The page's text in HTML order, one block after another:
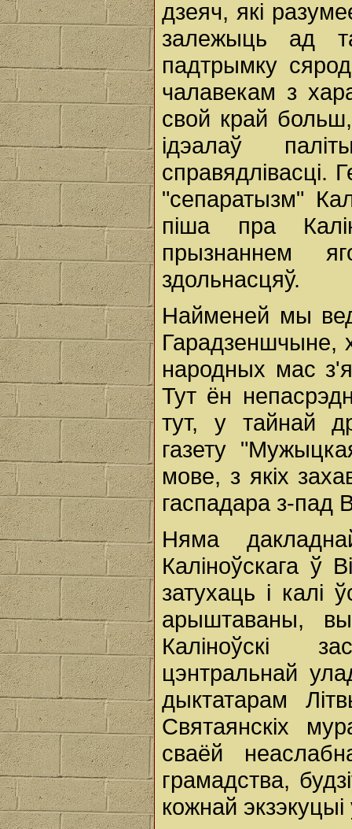
дзеяч, які
залежыць ад
падтрымку
чалавекам з
свой край
ідэалаў
справядлівасці.
"сепаратызм"
піша пра
прызнаннем
здольнасцяў.
Найменей мы
Гарадзеншчыне,
народных мас
Тут ён
тут, у тайнай
газету
мове, з якіх
гаспадара з-пад
Няма
Каліноўскага ў
затухаць і калі
арыштаваны,
Каліноўскі
цэнтральнай
дыктатарам
Святаянскіх
сваёй
грамадства,
кожнай экзэкуцыі